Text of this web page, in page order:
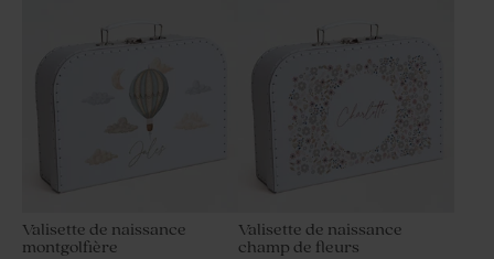
Valisette de naissance
montgolfière
Valisette de naissance
champ de fleurs